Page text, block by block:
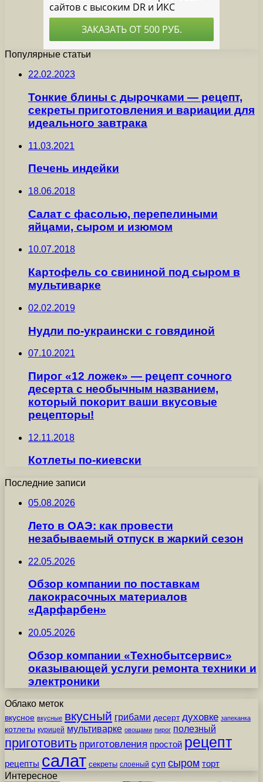
Популярные статьи
22.02.2023
Тонкие блины с дырочками — рецепт,
секреты приготовления и вариации для
идеального завтрака
11.03.2021
Печень индейки
18.06.2018
Салат с фасолью, перепелиными
яйцами, сыром и изюмом
10.07.2018
Картофель со свининой под сыром в
мультиварке
02.02.2019
Нудли по-украински с говядиной
07.10.2021
Пирог «12 ложек» — рецепт сочного
десерта с необычным названием,
который покорит ваши вкусовые
рецепторы!
12.11.2018
Котлеты по-киевски
Последние записи
05.08.2026
Лето в ОАЭ: как провести
незабываемый отпуск в жаркий сезон
22.05.2026
Обзор компании по поставкам
лакокрасочных материалов
«Дарфарбен»
20.05.2026
Обзор компании «Технобытсервис»
оказывающей услуги ремонта техники и
электроники
Облако меток
вкусное вкусные вкусный грибами десерт духовке запеканка
котлеты курицей мультиварке овощами пирог полезный
приготовить приготовления простой рецепт
рецепты салат секреты слоеный суп сыром торт
Интересное